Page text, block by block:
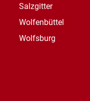
Salzgitter
Wolfenbüttel
Wolfsburg